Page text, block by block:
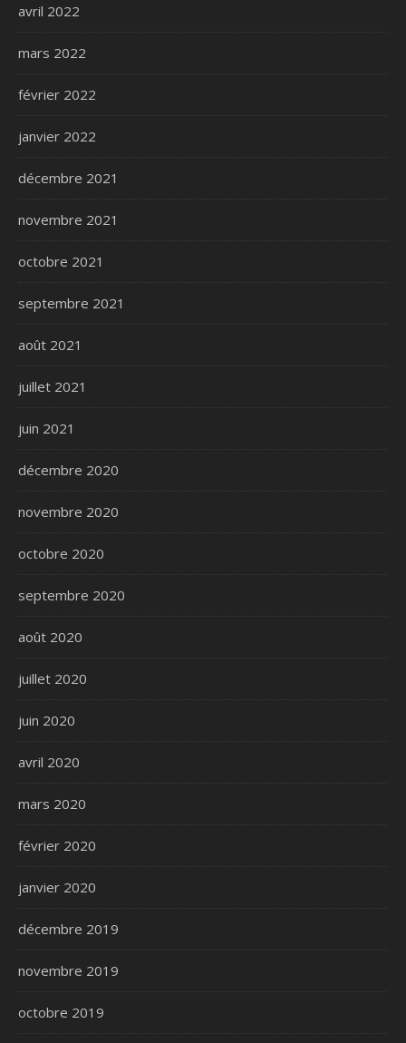
avril 2022
mars 2022
février 2022
janvier 2022
décembre 2021
novembre 2021
octobre 2021
septembre 2021
août 2021
juillet 2021
juin 2021
décembre 2020
novembre 2020
octobre 2020
septembre 2020
août 2020
juillet 2020
juin 2020
avril 2020
mars 2020
février 2020
janvier 2020
décembre 2019
novembre 2019
octobre 2019